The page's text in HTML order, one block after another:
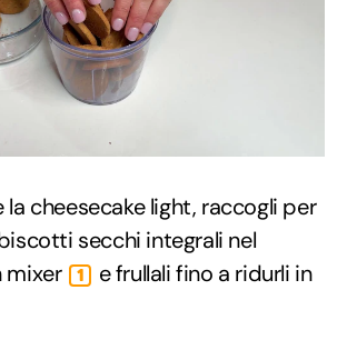
la cheesecake light, raccogli per
secchi integrali nel
mixer
1
e frullali fino a ridurli in